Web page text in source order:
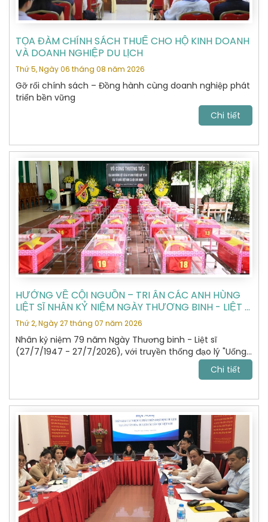
TỌA ĐÀM CHÍNH SÁCH THUẾ CHO HỘ KINH DOANH
VÀ DOANH NGHIỆP DU LỊCH
Thứ 5, Ngày 06 tháng 08 năm 2026
Gỡ rối chính sách – Đồng hành cùng doanh nghiệp phát
triển bền vững
Chi tiết
HƯỚNG VỀ CỘI NGUỒN – TRI ÂN CÁC ANH HÙNG
LIỆT SĨ NHÂN KỶ NIỆM NGÀY THƯƠNG BINH - LIỆT SĨ
27/7
Thứ 2, Ngày 27 tháng 07 năm 2026
Nhân kỷ niệm 79 năm Ngày Thương binh - Liệt sĩ
(27/7/1947 - 27/7/2026), với truyền thống đạo lý "Uống
nước nhớ nguồn", "Đền ơn đáp nghĩa", Hiệp hội Du lịch Hà
Nội đã tổ chức hành trình dâng hương, tưởng niệm các
tỉnh Tuyên Quang – nơi yên nghỉ của gần 2.000 Anh
bảo vệ biên giới phía Bắc của Tổ quốc giai đoạn 1979 -
1989.
Chi tiết